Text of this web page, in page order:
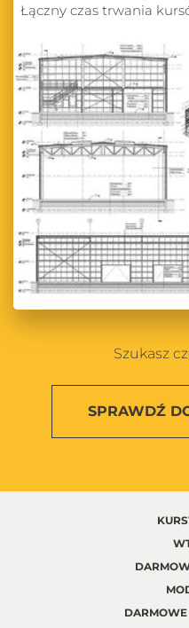
Łączny czas trwania
Szukasz
SPRAWDŹ